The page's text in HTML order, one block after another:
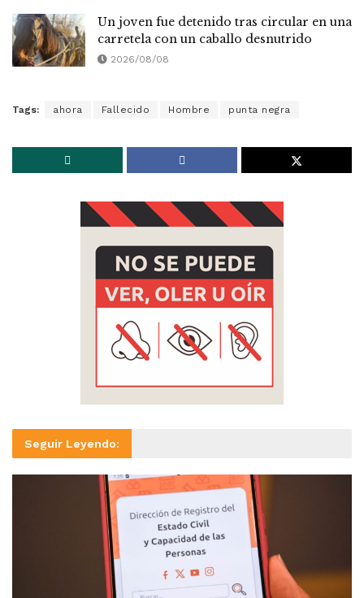
Un joven fue detenido tras circular en una
carretela con un caballo desnutrido
2026/08/08
Tags: ahora Fallecido Hombre punta negra
Seguir Leyendo: